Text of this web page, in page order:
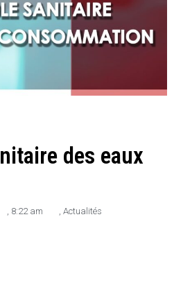
des eaux
, 8:22 am , Actualités